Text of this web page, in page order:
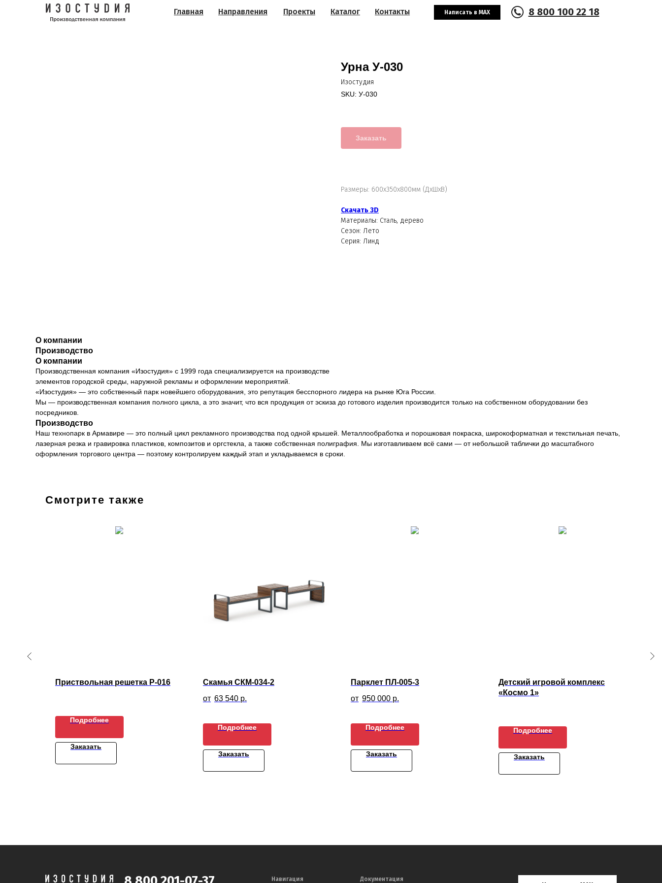
Главная Направления Контакты
Каталог 8 800 100 22 18
Проекты Написать в MAX
Урна У-030
Изостудия
SKU: У-030
Заказать
Размеры: 600х350х800мм (ДхШхВ)
Скачать 3D
Материалы: Сталь, дерево
Сезон: Лето
Серия: Линд
О компании
Производство
О компании
Производственная компания «Изостудия» с 1999 года специализируется на производстве
элементов городской среды, наружной рекламы и оформлении мероприятий.
«Изостудия» — это собственный парк новейшего оборудования, это репутация бесспорного лидера на рынке Юга России.
Мы — производственная компания полного цикла, а это значит, что вся продукция от эскиза до готового изделия производится только на собственном оборудовании без
посредников.
Производство
Наш технопарк в Армавире — это полный цикл рекламного производства под одной крышей. Металлообработка и порошковая покраска, широкоформатная и текстильная печать,
лазерная резка и гравировка пластиков, композитов и оргстекла, а также собственная полиграфия. Мы изготавливаем всё сами — от небольшой таблички до масштабного
оформления торгового центра — поэтому контролируем каждый этап и укладываемся в сроки.
Смотрите также
Приствольная решетка Р-016
Подробнее
Заказать
Скамья СКМ-034-2
63 540 р.
Подробнее
Заказать
Парклет ПЛ-005-3
950 000 р.
Подробнее
Заказать
Детский игровой комплекс
«Космо 1»
Подробнее
Заказать
Навигация Документация